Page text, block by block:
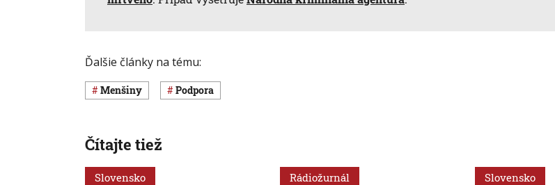
Ďalšie články na tému:
menšiny podpora
Čítajte tiež
Slovensko Rádiožurnál Slovensko